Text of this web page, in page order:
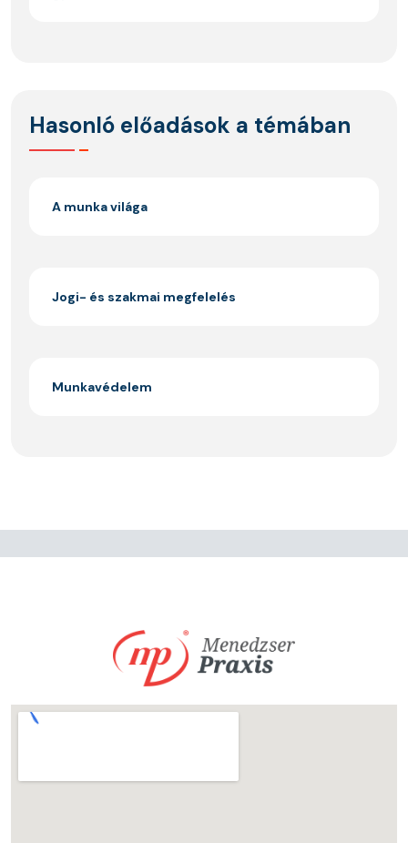
Hasonló előadások a témában
A munka világa
Jogi- és szakmai megfelelés
Munkavédelem